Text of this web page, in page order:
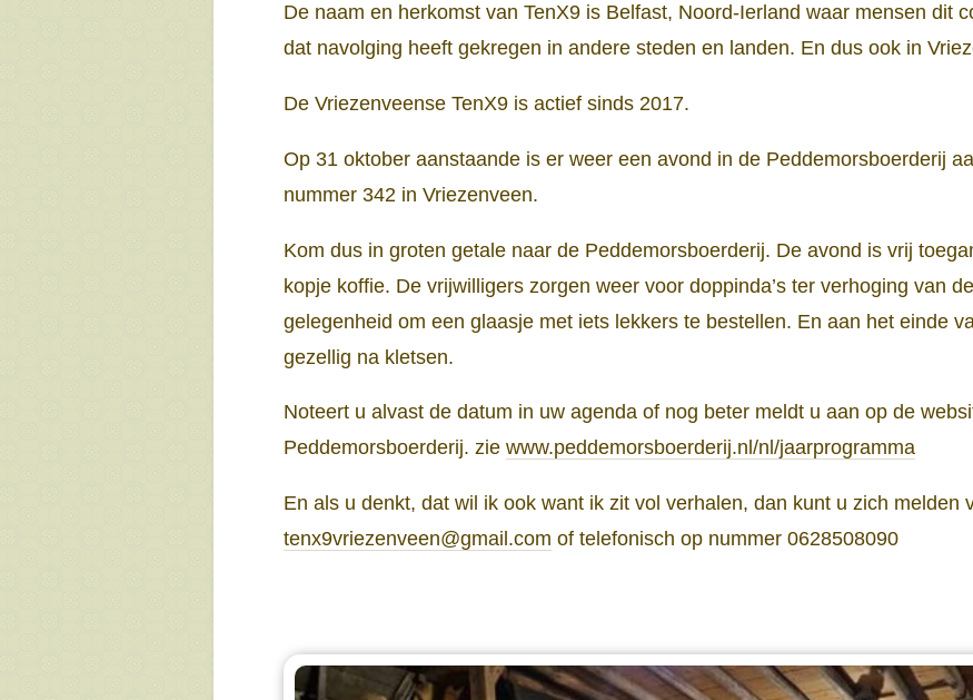
De naam en herkomst van TenX9 is Belfast, Noord-Ierland waar mensen dit
dat navolging heeft gekregen in andere steden en landen. En dus ook in
De Vriezenveense TenX9 is actief sinds 2017.
Op 31 oktober aanstaande is er weer een avond in de Peddemorsboerderij
nummer 342 in Vriezenveen.
Kom dus in groten getale naar de Peddemorsboerderij. De avond is vrij
kopje koffie. De vrijwilligers zorgen weer voor doppinda’s ter verhoging van
gelegenheid om een glaasje met iets lekkers te bestellen. En aan het einde
gezellig na kletsen.
Noteert u alvast de datum in uw agenda of nog beter meldt u aan op de
Peddemorsboerderij. ziewww.peddemorsboerderij.nl/nl/jaarprogramma
En als u denkt, dat wil ik ook want ik zit vol verhalen, dan kunt u zich melden
tenx9vriezenveen@gmail.com of telefonisch op nummer 0628508090